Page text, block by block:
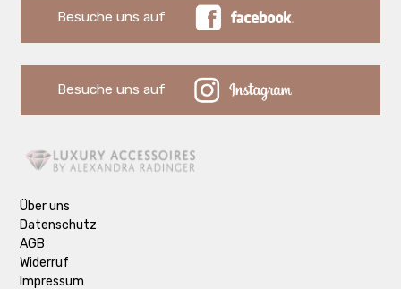
Besuche uns auf
Besuche uns auf
Über uns
Datenschutz
AGB
Widerruf
Impressum